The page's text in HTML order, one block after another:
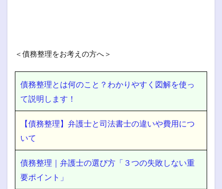
＜債務整理をお考えの方へ＞
債務整理とは何のこと？わかりやすく図解を使っ
て説明します！
【債務整理】弁護士と司法書士の違いや費用につ
いて
債務整理｜弁護士の選び方「３つの失敗しない重
要ポイント」